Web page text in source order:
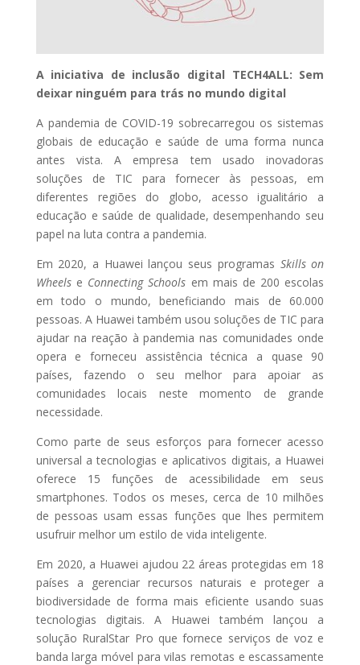
A iniciativa de inclusão digital TECH4ALL: Sem
deixar ninguém para trás no mundo digital
A pandemia de COVID-19 sobrecarregou os sistemas
globais de educação e saúde de uma forma nunca
antes vista. A empresa tem usado inovadoras
soluções de TIC para fornecer às pessoas, em
diferentes regiões do globo, acesso igualitário a
educação e saúde de qualidade, desempenhando seu
papel na luta contra a pandemia.
Em 2020, a Huawei lançou seus programas Skills on
Wheelse Connecting Schools em mais de 200 escolas
em todo o mundo, beneficiando mais de 60.000
pessoas. A Huawei também usou soluções de TIC para
ajudar na reação à pandemia nas comunidades onde
opera e forneceu assistência técnica a quase 90
países, fazendo o seu melhor para apoiar as
comunidades locais neste momento de grande
necessidade.
Como parte de seus esforços para fornecer acesso
universal a tecnologias e aplicativos digitais, a Huawei
oferece 15 funções de acessibilidade em seus
smartphones. Todos os meses, cerca de 10 milhões
de pessoas usam essas funções que lhes permitem
usufruir melhor um estilo de vida inteligente.
Em 2020, a Huawei ajudou 22 áreas protegidas em 18
países a gerenciar recursos naturais e proteger a
biodiversidade de forma mais eficiente usando suas
tecnologias digitais. A Huawei também lançou a
solução RuralStar Pro que fornece serviços de voz e
banda larga móvel para vilas remotas e escassamente